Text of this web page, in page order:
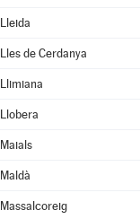
Lleida
Lles de Cerdanya
Llimiana
Llobera
Maials
Maldà
Massalcoreig